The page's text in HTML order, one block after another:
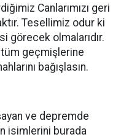
Canlarımızı geri
Tesellimiz odur ki
görecek olmalarıdır.
geçmişlerine
bağışlasın.
ve depremde
isimlerini burada